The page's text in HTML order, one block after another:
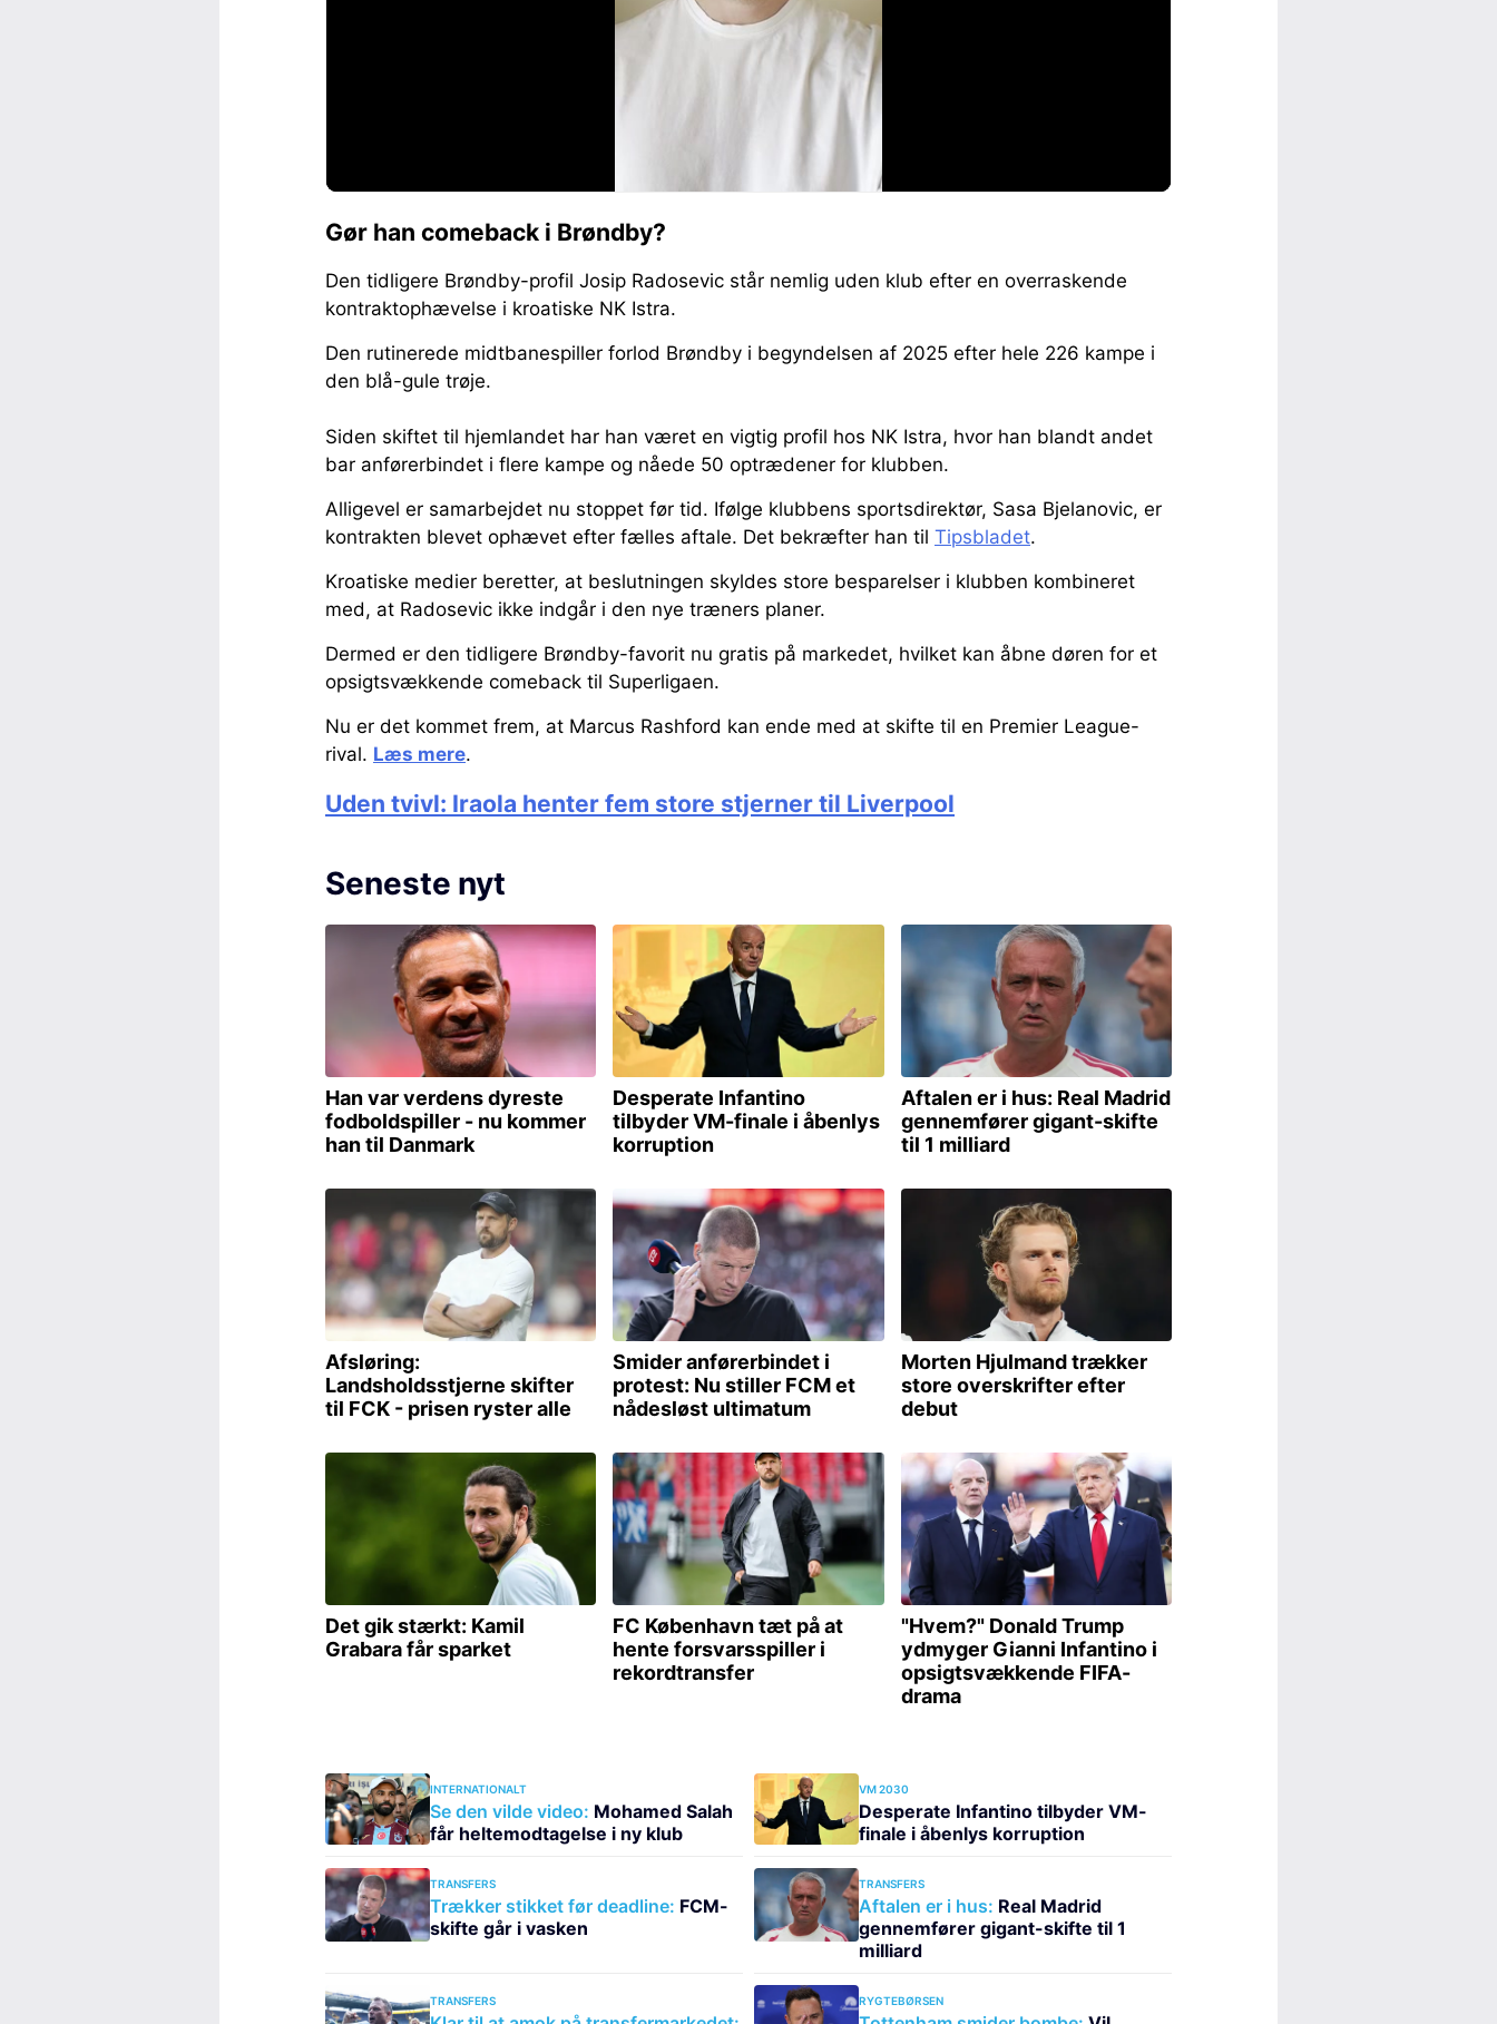
Gør han comeback i Brøndby?
Den tidligere Brøndby-profil Josip Radosevic står nemlig uden klub efter en overraskende
kontraktophævelse i kroatiske NK Istra.
Den rutinerede midtbanespiller forlod Brøndby i begyndelsen af 2025 efter hele 226 kampe i
den blå-gule trøje.
Siden skiftet til hjemlandet har han været en vigtig profil hos NK Istra, hvor han blandt andet
bar anførerbindet i flere kampe og nåede 50 optrædener for klubben.
Alligevel er samarbejdet nu stoppet før tid. Ifølge klubbens sportsdirektør, Sasa Bjelanovic, er
kontrakten blevet ophævet efter fælles aftale. Det bekræfter han til Tipsbladet.
Kroatiske medier beretter, at beslutningen skyldes store besparelser i klubben kombineret
med, at Radosevic ikke indgår i den nye træners planer.
Dermed er den tidligere Brøndby-favorit nu gratis på markedet, hvilket kan åbne døren for et
opsigtsvækkende comeback til Superligaen.
Nu er det kommet frem, at Marcus Rashford kan ende med at skifte til en Premier League-
rival. Læs mere.
Uden tvivl: Iraola henter fem store stjerner til Liverpool
Seneste nyt
INTERNATIONALT
Se den vilde video: Mohamed Salah
får heltemodtagelse i ny klub
VM 2030
Desperate Infantino tilbyder VM-
finale i åbenlys korruption
TRANSFERS
Trækker stikket før deadline: FCM-
skifte går i vasken
TRANSFERS
Aftalen er i hus: Real Madrid
gennemfører gigant-skifte til 1
milliard
TRANSFERS RYGTEBØRSEN